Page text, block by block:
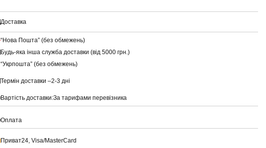
Доставка
“Нова Пошта” (без обмежень)
Будь-яка інша служба доставки (від 5000 грн.)
“Укрпошта” (без обмежень)
Термін доставки –2-3 дні
Вартість доставки:За тарифами перевізника
Оплата
Приват24, Visa/MasterCard